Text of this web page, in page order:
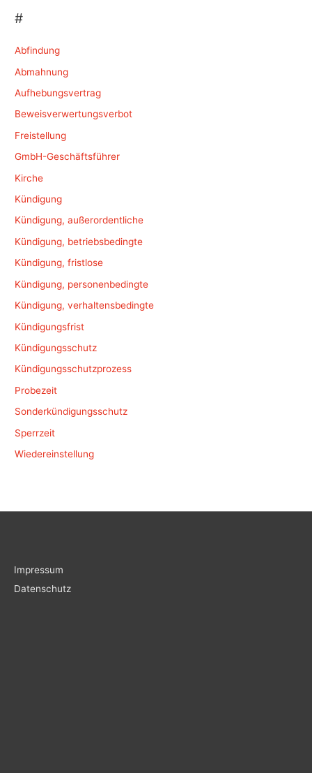
#
Abfindung
Abmahnung
Aufhebungsvertrag
Beweisverwertungsverbot
Freistellung
GmbH-Geschäftsführer
Kirche
Kündigung
Kündigung, außerordentliche
Kündigung, betriebsbedingte
Kündigung, fristlose
Kündigung, personenbedingte
Kündigung, verhaltensbedingte
Kündigungsfrist
Kündigungsschutz
Kündigungsschutzprozess
Probezeit
Sonderkündigungsschutz
Sperrzeit
Wiedereinstellung
Impressum
Datenschutz